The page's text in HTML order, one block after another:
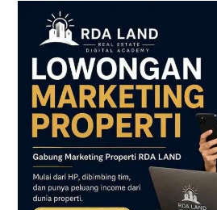
Lowongan
Marketing
Properti
Gabung
Marketing
Properti
RDA
LAND